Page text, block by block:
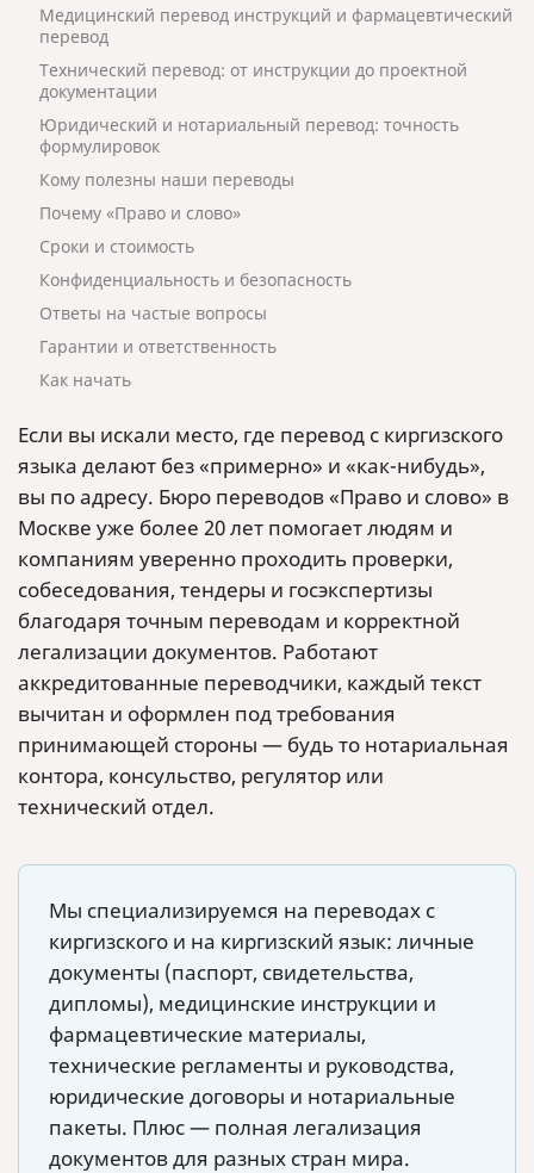
Медицинский перевод инструкций и фармацевтический
перевод
Технический перевод: от инструкции до проектной
документации
Юридический и нотариальный перевод: точность
формулировок
Кому полезны наши переводы
Почему «Право и слово»
Сроки и стоимость
Конфиденциальность и безопасность
Ответы на частые вопросы
Гарантии и ответственность
Как начать
Если вы искали место, где перевод с киргизского
языка делают без «примерно» и «как-нибудь»,
вы по адресу. Бюро переводов «Право и слово» в
Москве уже более 20 лет помогает людям и
компаниям уверенно проходить проверки,
собеседования, тендеры и госэкспертизы
благодаря точным переводам и корректной
легализации документов. Работают
аккредитованные переводчики, каждый текст
вычитан и оформлен под требования
принимающей стороны — будь то нотариальная
контора, консульство, регулятор или
технический отдел.
Мы специализируемся на переводах с
киргизского и на киргизский язык: личные
документы (паспорт, свидетельства,
дипломы), медицинские инструкции и
фармацевтические материалы,
технические регламенты и руководства,
юридические договоры и нотариальные
пакеты. Плюс — полная легализация
документов для разных стран мира.